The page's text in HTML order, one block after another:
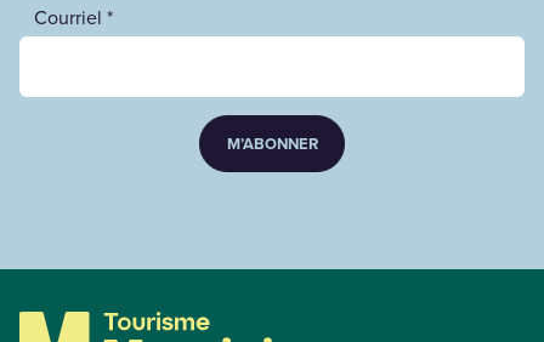
Courriel *
M’ABONNER